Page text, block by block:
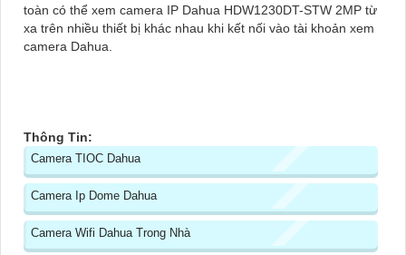
toàn có thể xem camera IP Dahua HDW1230DT-STW 2MP từ
xa trên nhiều thiết bị khác nhau khi kết nối vào tài khoản xem
camera Dahua.
Thông Tin:
Camera TIOC Dahua
Camera Ip Dome Dahua
Camera Wifi Dahua Trong Nhà